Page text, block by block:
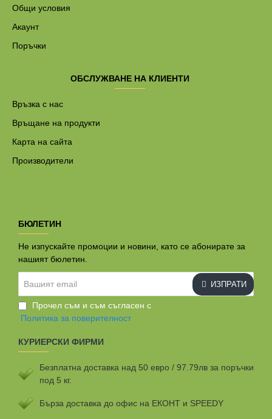
Общи условия
Акаунт
Поръчки
ОБСЛУЖВАНЕ НА КЛИЕНТИ
Връзка с нас
Връщане на продукти
Карта на сайта
Производители
БЮЛЕТИН
Не изпускайте промоции и новини, като се абонирате за
нашият бюлетин.
email
ИЗПРАТИ
Прочел съм и съм съгласен с
Политика за поверителност
КУРИЕРСКИ ФИРМИ
Безплатна доставка над 50 евро / 97.79лв за поръчки
под 5 кг.
Бързa доставка до офис на ЕКОНТ и SPEEDY